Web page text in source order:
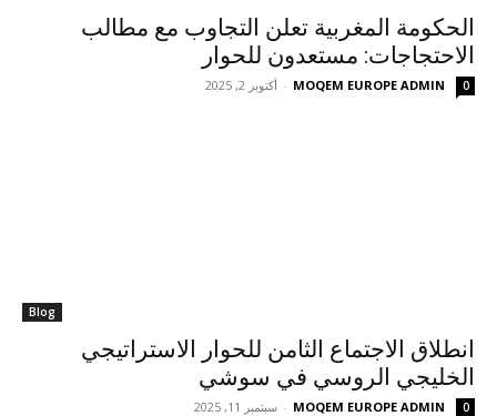
الحكومة المغربية تعلن التجاوب مع مطالب
الاحتجاجات: مستعدون للحوار
MOQEM EUROPE ADMIN
- أكتوبر 2, 2025 0
Blog
انطلاق الاجتماع الثامن للحوار الاستراتيجي
الخليجي الروسي في سوشي
MOQEM EUROPE ADMIN
- سبتمبر 11, 2025 0